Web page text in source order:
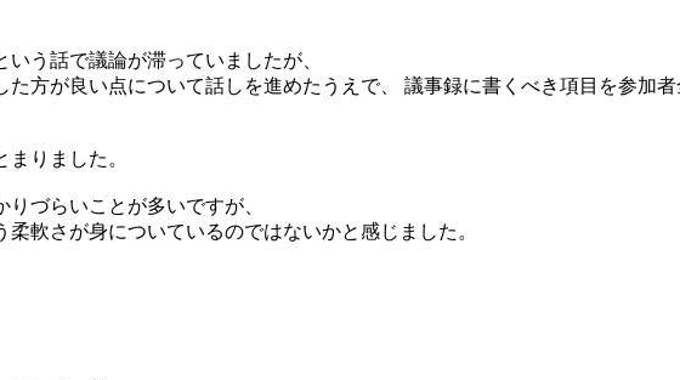
う話で議論が滞っていましたが、
方が良い点について話しを進めたうえで、 議事録に書くべき項目を参加者
りました。
づらいことが多いですが、
軟さが身についているのではないかと感じました。